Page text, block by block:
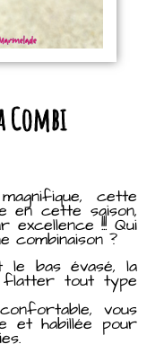
Combi
cette
en cette saison,
excellence !!! Qui
combinaison ?
bas évasé, la
flatter tout type
vous
et habillée pour